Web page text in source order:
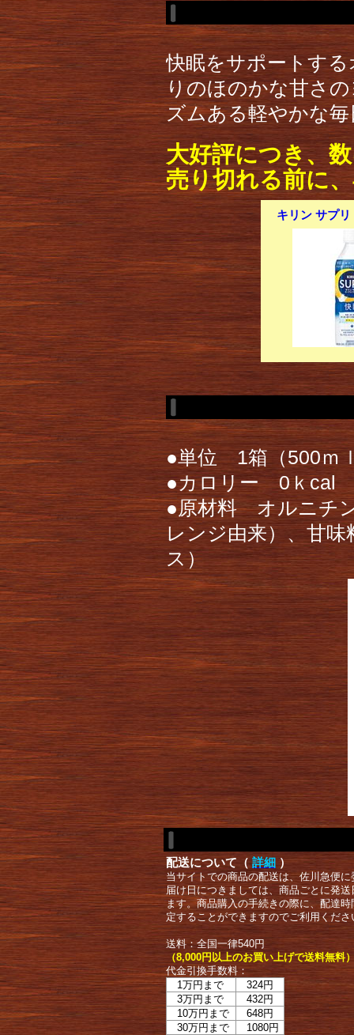
快眠をサポートす
りのほのかな甘さ
ズムある軽やかな
大好評につき、
売り切れる前に
キリン サプ
●単位 1箱（500ｍ
●カロリー 0ｋcal
●原材料 オルニチ
レンジ由来）、甘
ス）
配送について（ 詳細 ）
当サイトでの商品の配送は、佐川急便
届け日につきましては、商品ごとに発
ます。商品購入の手続きの際に、配達
定することができますのでご利用くださ
送料：全国一律540円
（8,000円以上のお買い上げで送料無料
代金引換手数料：
1万円まで
324円
3万円まで
432円
10万円まで
648円
30万円まで
1080円